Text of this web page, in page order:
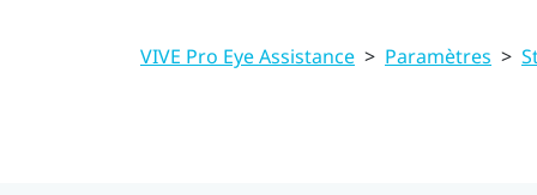
VIVE Pro Eye Assistance > Paramètres >